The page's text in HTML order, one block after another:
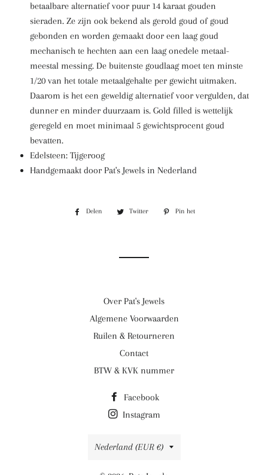
betaalbare alternatief voor puur 14 karaat gouden
sieraden. Ze zijn ook bekend als gerold goud of goud
gebonden en worden gemaakt door een laag goud
mechanisch te hechten aan een laag onedele metaal-
meestal messing. De buitenste goudlaag moet ten minste
1/20 van het totale metaalgehalte per gewicht uitmaken.
Daarom is het een geweldig alternatief voor vergulden, dat
dunner en minder duurzaam is. Gold filled is wettelijk
geregeld en moet minimaal 5 gewichtsprocent goud
bevatten.
Edelsteen: Tijgeroog
Handgemaakt door Pat's Jewels in Nederland
Delen
Delen
Twitter
TwitterenPin het
Over Pat's Jewels
Algemene Voorwaarden
Ruilen & Retourneren
Contact
BTW & KVK nummer
Facebook
Instagram
Land/regio
Nederland (EUR €)